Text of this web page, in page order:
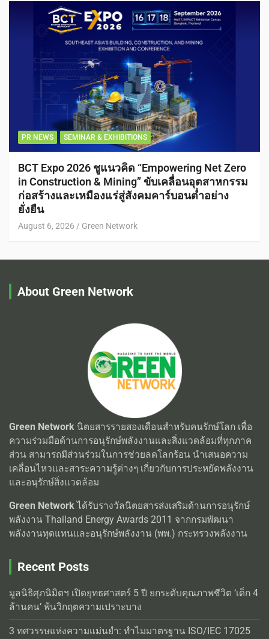
PR NEWS SEMINAR & EXHIBITIONS
BCT Expo 2026 ชูแนวคิด “Empowering Net Zero
in Construction & Mining” ขับเคลื่อนอุตสาหกรรม
ก่อสร้างและเหมืองแร่สู่สังคมคาร์บอนต่ำอย่าง
ยั่งยืน
August 6, 2026 Green Network
About Green Network
Green Network นิตยสารรายสองเดือนสำหรับคนรักษ์โลก เพื่อ
ความร่วมมือด้านการอนุรักษ์พลังงานและสิ่งแวดล้อมที่ทุกภาค
ส่วน สามารถมีส่วนร่วมในการช่วยลดโลกร้อน นำเสนอความ
เคลื่อนไหวและสาระความรู้ต่างๆ เกี่ยวกับการประหยัดพลังงาน
และอนุรักษ์สิ่งแวดล้อม
Green Network ได้รับรางวัลนิตยสารส่งเสริมด้านการอนุรักษ์
พลังงาน Thailand Energy Awards 2011 จากกรมพัฒนา
พลังงานทุดแทนและอนุรักษ์พลังงาน (พพ.) กระทรวงพลังงาน
Recent Posts
มูลนิธิศุภนิมิตฯ เปิดยุทธศาสตร์ 5 ปี ยกระดับคุณภาพชีวิต ‘เด็ก 4
ล้านคน’ พ้นวิกฤตความเปราะบาง
3 ทศวรรษแห่งความแม่นยำ: ทำไมมาตรฐาน ISO/IEC 17025